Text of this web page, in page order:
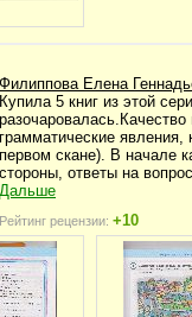
Филиппова Елена
Купила 5 книг из этой
грамматические
первом скане). В начале
стороны, ответы на
Дальше
Рейтинг рецензии: +10